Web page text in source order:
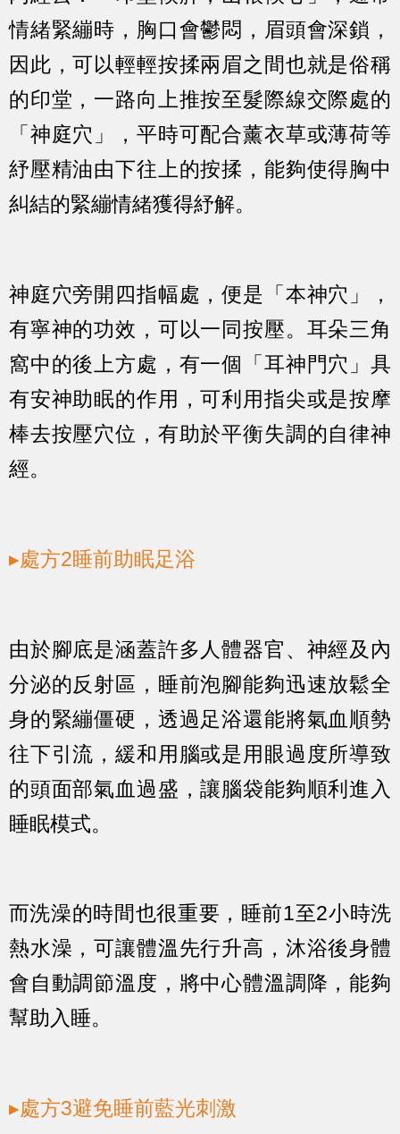
情緒緊繃時，胸口會鬱悶，眉頭會深鎖，
因此，可以輕輕按揉兩眉之間也就是俗稱
的印堂，一路向上推按至髮際線交際處的
「神庭穴」，平時可配合薰衣草或薄荷等
紓壓精油由下往上的按揉，能夠使得胸中
糾結的緊繃情緒獲得紓解。
神庭穴旁開四指幅處，便是「本神穴」，
有寧神的功效，可以一同按壓。耳朵三角
窩中的後上方處，有一個「耳神門穴」具
有安神助眠的作用，可利用指尖或是按摩
棒去按壓穴位，有助於平衡失調的自律神
經。
▸處方2睡前助眠足浴
由於腳底是涵蓋許多人體器官、神經及內
分泌的反射區，睡前泡腳能夠迅速放鬆全
身的緊繃僵硬，透過足浴還能將氣血順勢
往下引流，緩和用腦或是用眼過度所導致
的頭面部氣血過盛，讓腦袋能夠順利進入
睡眠模式。
而洗澡的時間也很重要，睡前1至2小時洗
熱水澡，可讓體溫先行升高，沐浴後身體
會自動調節溫度，將中心體溫調降，能夠
幫助入睡。
▸處方3避免睡前藍光刺激